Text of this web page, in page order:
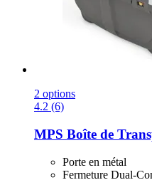
2 options
4.2 (6)
MPS Boîte de
Porte en métal
Fermeture Dual-